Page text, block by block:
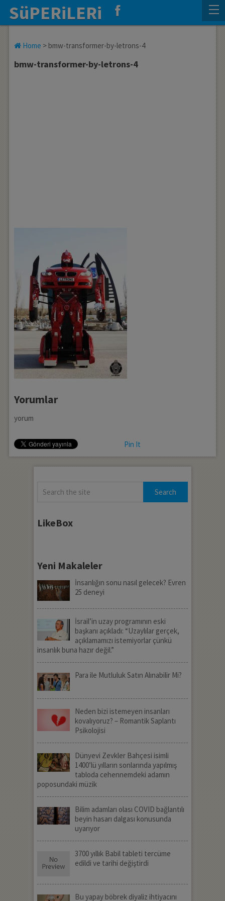
SüPERiLERi
Home > bmw-transformer-by-letrons-4
bmw-transformer-by-letrons-4
Yorumlar
yorum
Pin It
LikeBox
Yeni Makaleler
İnsanlığın sonu nasıl gelecek? Evren
25 deneyi
İsrail’in uzay programının eski
başkanı açıkladı: “Uzaylılar gerçek,
açıklamamızı istemiyorlar çünkü
insanlık buna hazır değil.”
Para ile Mutluluk Satın Alınabilir Mi?
Neden bizi istemeyen insanları
kovalıyoruz? – Romantik Saplantı
Psikolojisi
Dünyevi Zevkler Bahçesi isimli
1400’lü yılların sonlarında yapılmış
tabloda cehennemdeki adamın
poposundaki müzik
Bilim adamları olası COVID bağlantılı
beyin hasarı dalgası konusunda
uyarıyor
3700 yıllık Babil tableti tercüme
edildi ve tarihi değiştirdi
Bu yapay böbrek diyaliz ihtiyacını